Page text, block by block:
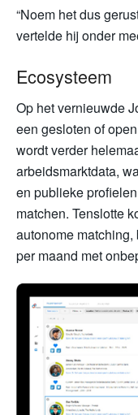
“Noem het dus
vertelde hij onder
Ecosysteem
Op het vernieuwde
een gesloten of
wordt verder
arbeidsmarktdata,
en publieke
matchen. Tenslotte
autonome
per maand met